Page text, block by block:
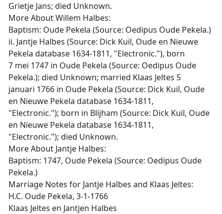
Grietje Jans; died Unknown.
More About Willem Halbes:
Baptism: Oude Pekela (Source: Oedipus Oude Pekela.)
ii. Jantje Halbes (Source: Dick Kuil, Oude en Nieuwe
Pekela database 1634-1811, "Electronic."), born
7 mei 1747 in Oude Pekela (Source: Oedipus Oude
Pekela.); died Unknown; married Klaas Jeltes 5
januari 1766 in Oude Pekela (Source: Dick Kuil, Oude
en Nieuwe Pekela database 1634-1811,
"Electronic."); born in Blijham (Source: Dick Kuil, Oude
en Nieuwe Pekela database 1634-1811,
"Electronic."); died Unknown.
More About Jantje Halbes:
Baptism: 1747, Oude Pekela (Source: Oedipus Oude
Pekela.)
Marriage Notes for Jantje Halbes and Klaas Jeltes:
H.C. Oude Pekela, 3-1-1766
Klaas Jeltes en Jantjen Halbes